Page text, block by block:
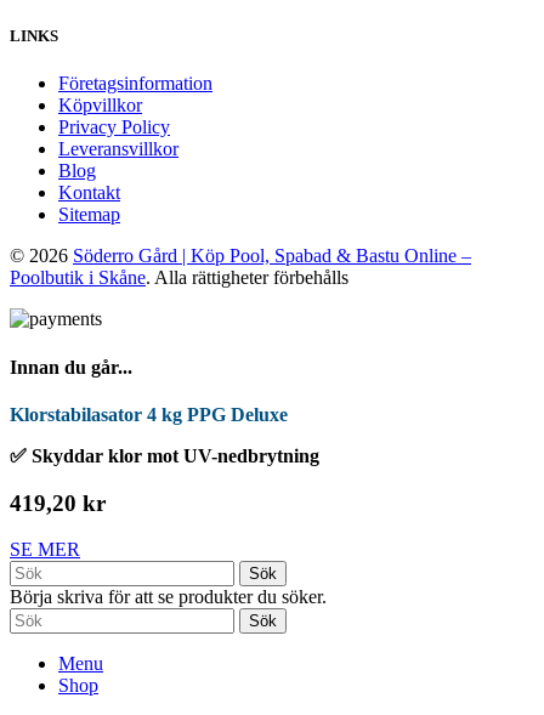
LINKS
Företagsinformation
Köpvillkor
Privacy Policy
Leveransvillkor
Blog
Kontakt
Sitemap
© 2026 Söderro Gård | Köp Pool, Spabad & Bastu Online –
Poolbutik i Skåne. Alla rättigheter förbehålls
Innan du går...
Klorstabilasator 4 kg PPG Deluxe
✅ Skyddar klor mot UV-nedbrytning
419,20 kr
SE MER
Sök
Börja skriva för att se produkter du söker.
Sök
Menu
Shop